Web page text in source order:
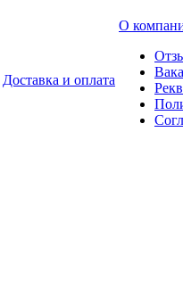
Доставка и оплата
О